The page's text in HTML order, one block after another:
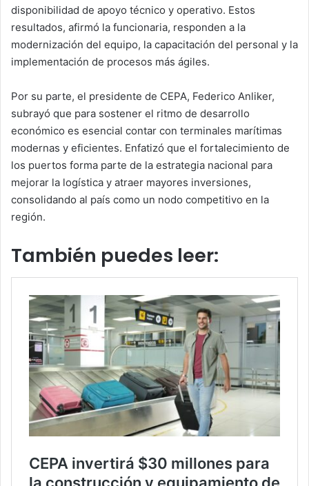
disponibilidad de apoyo técnico y operativo. Estos
resultados, afirmó la funcionaria, responden a la
modernización del equipo, la capacitación del personal y la
implementación de procesos más ágiles.
Por su parte, el presidente de CEPA, Federico Anliker,
subrayó que para sostener el ritmo de desarrollo
económico es esencial contar con terminales marítimas
modernas y eficientes. Enfatizó que el fortalecimiento de
los puertos forma parte de la estrategia nacional para
mejorar la logística y atraer mayores inversiones,
consolidando al país como un nodo competitivo en la
región.
También puedes leer: